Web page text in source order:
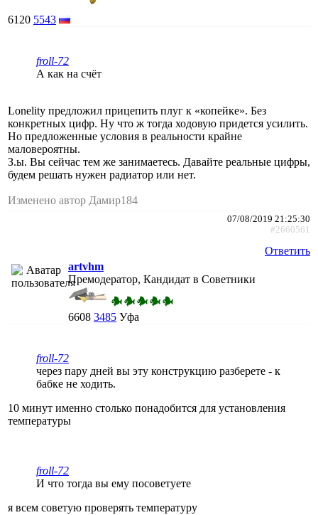
6120 5543
froll-72
А как на счёт
Lonelity предложил прицепить плуг к «копейке». Без
конкретных цифр. Ну что ж тогда ходовую придется усилить.
Но предложенные условия в реальности крайне
маловероятны.
З.ы. Вы сейчас тем же занимаетесь. Давайте реальные цифры,
будем решать нужен радиатор или нет.
Изменено автор Дамир184
07/08/2019 21:25:30
#2660561
Ответить
artvhm
Премодератор, Кандидат в Советники
6608 3485 Уфа
froll-72
через пару дней вы эту конструкцию разберете - к
бабке не ходить.
10 минут именно столько понадобится для установления
температуры
froll-72
И что тогда вы ему посоветуете
я всем советую проверять температуру